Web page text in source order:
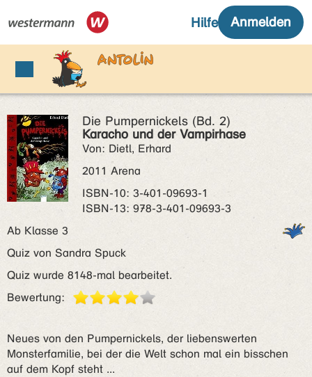
Die Pumpernickels (Bd. 2)
Karacho und der Vampirhase
Von: Dietl, Erhard
2011 Arena
ISBN‑10: 3-401-09693-1
ISBN‑13: 978-3-401-09693-3
Ab Klasse 3
Quiz von Sandra Spuck
Quiz wurde 8148-mal bearbeitet.
Bewertung:
Neues von den Pumpernickels, der liebenswerten
Monsterfamilie, bei der die Welt schon mal ein bisschen
auf dem Kopf steht ...